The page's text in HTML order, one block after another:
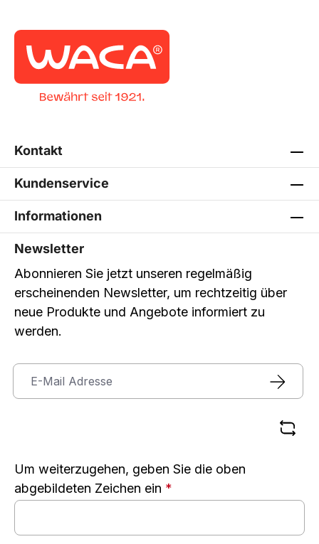
Kontakt
Kundenservice
Informationen
Newsletter
Abonnieren Sie jetzt unseren regelmäßig
erscheinenden Newsletter, um rechtzeitig über
neue Produkte und Angebote informiert zu
werden.
Um weiterzugehen, geben Sie die oben
abgebildeten Zeichen ein *